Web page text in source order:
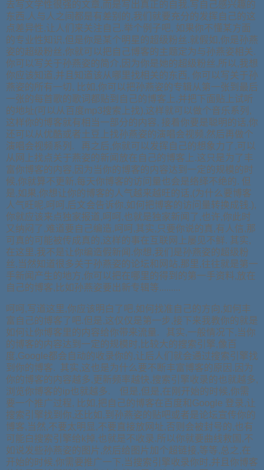
去写文学性很强的文章,而是写出真正的自我.写自己感兴趣的
东西.人与人之间都是有差别的,我们就要充分的发挥自己的这
点差异性,让人们来关注自己.举个例子吧, 如果你不懂某方面
的专业性知识,但是你是某个明星的超级粉丝.就假如,你是孙燕
姿的超级粉丝,你就可以把自己博客的主题定为与孙燕姿相关.
你可以写关于孙燕姿的简介,因为你是她的超级粉丝,所以,我想
你应该知道,并且知道该从哪里找相关的东西, 你可以写关于孙
燕姿的所有一切, 比如,你可以把孙燕姿的专辑从第一张到最后
一张的每首歌的歌词都贴到自己的博客上,并把下面贴上试听
的地址(可以从百度mp3搜索上找),这样就可以做个音乐系列,
这样你的博客就有相当一部分的内容, 接着你要是聪明的话,你
还可以从优酷或者土豆上找孙燕姿的演唱会视频,然后再做个
演唱会视频系列. 再之后,你就可以发挥自己的想象力了,可以
从网上找点关于燕姿的新闻放在自己的博客上.这只是为了丰
富你博客的内容,因为当你的博客的内容达到一定的规模的时
候,你就算不更新,每天你博客的访问量也会是络绎不绝的. 但
是,如果,你想让你的博客的人气越来越旺的话,(为什么要博客
人气旺呢,呵呵,后文会告诉你,如何把博客的访问量转换成钱.),
你就应该来点独家报道,呵呵,也就是独家新闻了,也许,你此时
又纳闷了,难道要自己编造,呵呵,其实,只要你说的真,有人信,那
可真的可能被传成真的,这样的事在互联网上屡见不鲜. 其实,
在这里,我不是让你编造假新闻.你想,我们是孙燕姿的超级粉
丝,当然知道很多关于孙燕姿的论坛和网站,那里,往往就是第一
手新闻产生的地方,你可以把在哪里的得到的第一手资料,放在
自己的博客,比如孙燕姿要出新专辑等.........
呵呵,写道这里,你应该明白了吧,如何找准自己的方向,如何丰
富自己的博客了吧.但是,这仅仅是第一步,接下来我教你的就是
如何让你博客里的内容给你带来流量. 其实,一般情况下,当你
的博客的内容达到一定的规模时,比较大的搜索引擎,像百
度,Google都会自动的收录你的,让后人们就会通过搜索引擎找
到你的博客. 其实,这也是为什么要不断丰富博客的原因.因为
你的博客的内容越多,更新频率越快,搜索引擎收录的也就越多,
浏览你博客的ip也就越多. 但是,但是,在刚开始的时候,你需
要一个推广过程, 比如,把自己的博客在百度和Google 登录,让
搜索引擎找到你,还比如,到孙燕姿的贴吧或者是论坛宣传你的
博客,当然,不要太明显,不要直接放网址,否则会被封号的,也有
可能白搜索引擎给k掉,也就是不收录.所以你就要曲线救国,不
如说发些孙燕姿的图片,然后给图片加个超链接,等等,总之,在
开始的时候,你需要推广一下,当搜索引擎收录你时,并且你博客